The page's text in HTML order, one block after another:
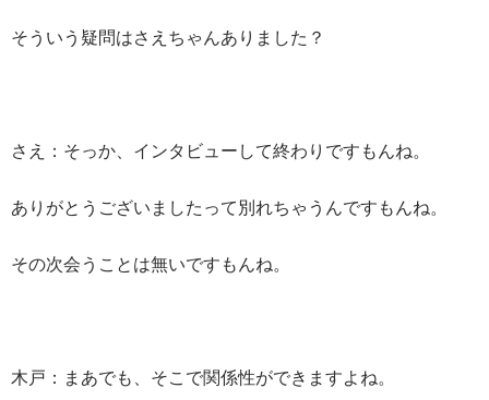
そういう疑問はさえちゃんありました？
さえ：そっか、インタビューして終わりですもんね。
ありがとうございましたって別れちゃうんですもんね。
その次会うことは無いですもんね。
木戸：まあでも、そこで関係性ができますよね。